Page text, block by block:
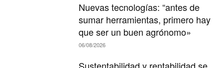
Nuevas tecnologías: “antes de
sumar herramientas, primero hay
que ser un buen agrónomo»
06/08/2026